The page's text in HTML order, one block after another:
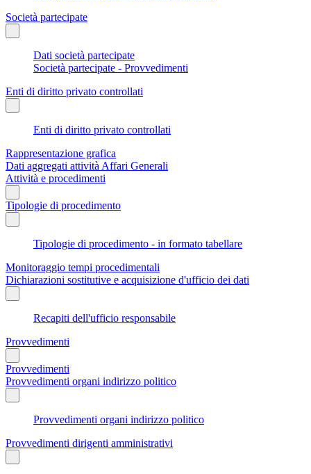
Società partecipate
Dati società partecipate
Società partecipate - Provvedimenti
Enti di diritto privato controllati
Enti di diritto privato controllati
Rappresentazione grafica
Dati aggregati attività Affari Generali
Attività e procedimenti
Tipologie di procedimento
Tipologie di procedimento - in formato tabellare
Monitoraggio tempi procedimentali
Dichiarazioni sostitutive e acquisizione d'ufficio dei dati
Recapiti dell'ufficio responsabile
Provvedimenti
Provvedimenti
Provvedimenti organi indirizzo politico
Provvedimenti organi indirizzo politico
Provvedimenti dirigenti amministrativi